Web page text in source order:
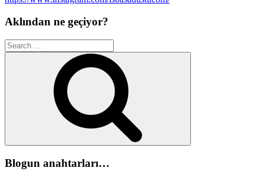
Aklından ne geçiyor?
Search
for:
Blogun anahtarları…